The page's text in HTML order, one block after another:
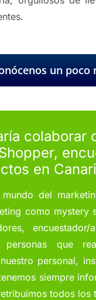
un poco
colaborar
en
del
como mystery
personas que
personal,
siempre
todos los